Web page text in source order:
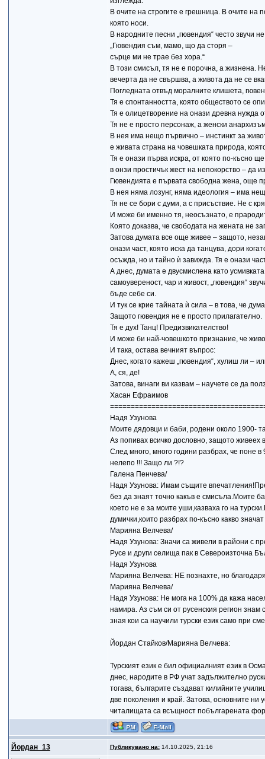
В очите на строгите е грешница. В очите на
която носи.
В народните песни „гювендия“ често звучи
„Гювендия съм, мамо, що да сторя –
сърце ми не трае без хора.“
В този смисъл, тя не е порочна, а жизнена.
вечерта да не свършва, а живота да не се
Погледната отвъд моралните клишета,
Тя е спонтанността, която обществото се
Тя е олицетворение на онази древна нужда
Тя не е просто персонаж, а женски
В нея има нещо първично – инстинкт за
е живата страна на човешката природа,
Тя е онази първа искра, от която по-късно
в онзи простичък жест на непокорство – да
Гювендията е първата свободна жена, още
В нея няма лозунг, няма идеология – има
Тя не се бори с думи, а с присъствие. Не с
И може би именно тя, неосъзнато, е
Която доказва, че свободата на жената не
Затова думата все още живее – защото,
онази част, която иска да танцува, дори
осъжда, но и тайно ѝ завижда. Тя е онази
А днес, думата е двусмислена като
самоувереност, чар и живост, „гювендия“
бъде себе си.
И тук се крие тайната ѝ сила – в това, че
Защото гювендия не е просто прилагателно.
Тя е дух! Танц! Предизвикателство!
И може би най-човешкото признание, че
И така, остава вечният въпрос:
Днес, когато кажеш „гювендия“, хулиш ли –
А, ся, де!
Затова, винаги ви казвам – научете се да
Хасан Ефраимов
Надя Узунова
Моите дядовци и баби, родени около 1900-
Аз попивах всичко дословно, защото живеех
След много, много години разбрах, че поне
нелепо !!! Защо ли ?!?
Галена Пенчева/
Надя Узунова: Имам същите
без да знаят точно какъв е смисъла.Моите
което не е за моите уши,казваха го на
думички,които разбрах по-късно какво
Марияна Велчева/
Надя Узунова: Значи са живели в райони с
Русе и други селища пак в Североизточна
Надя Узунова
Марияна Велчева: НЕ познахте, но
Марияна Велчева/
Надя Узунова: Не мога на 100% да кажа
намира. Аз съм си от русенския регион знам
зная кои са научили турски език само при
Йордан Стайков/Марияна Велчева:
Турският език е бил официалният език в
днес, народите в РФ учат задължително
тогава, българите създават килийните
две поколения и край. Затова, основните
читалищата са всъщност побългарената
Йордан_13 Публикувано на:14.10.2025, 21:16